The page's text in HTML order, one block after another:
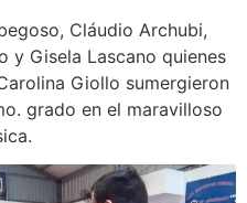
Cláudio Archubi,
y Gisela Lascano quienes
Giollo sumergieron
grado en el maravilloso